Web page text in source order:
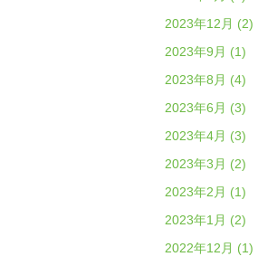
2023年12月 (2)
2023年9月 (1)
2023年8月 (4)
2023年6月 (3)
2023年4月 (3)
2023年3月 (2)
2023年2月 (1)
2023年1月 (2)
2022年12月 (1)